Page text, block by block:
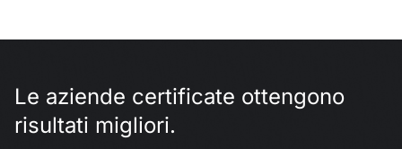
Le aziende certificate ottengono
risultati migliori.